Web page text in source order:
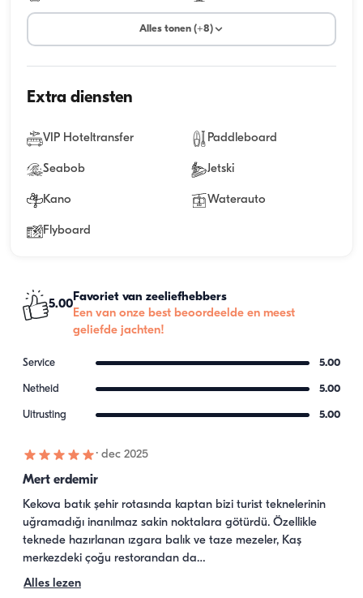
Alles tonen (+8)
Extra diensten
VIP Hoteltransfer Paddleboard
Seabob Jetski
Kano Waterauto
Flyboard
5.00
Favoriet van zeeliefhebbers
Een van onze best beoordeelde en meest
geliefde jachten!
Service 5.00
Netheid 5.00
Uitrusting 5.00
· dec 2025
Mert erdemir
Kekova batık şehir rotasında kaptan bizi turist teknelerinin
uğramadığı inanılmaz sakin noktalara götürdü. Özellikle
teknede hazırlanan ızgara balık ve taze mezeler, Kaş
merkezdeki çoğu restorandan da…
Alles lezen